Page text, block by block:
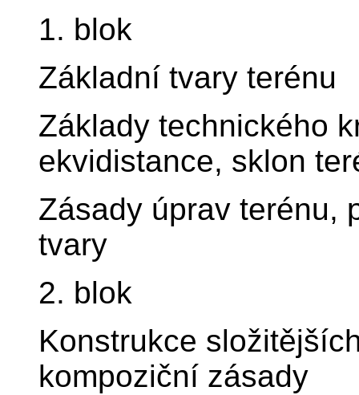
1. blok
Základní tvary terénu
Základy technického
ekvidistance, sklon
Zásady úprav terénu,
tvary
2. blok
Konstrukce
kompoziční zásady